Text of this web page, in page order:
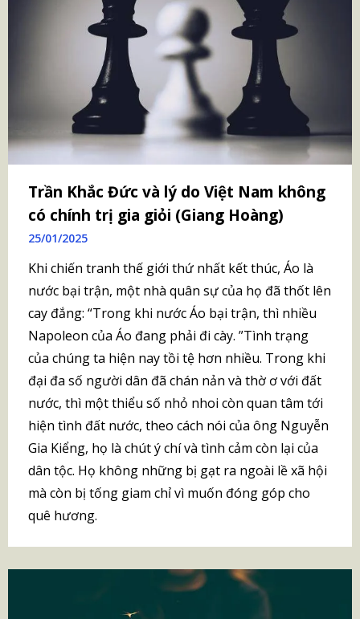
Trần Khắc Đức và lý do Việt Nam không
có chính trị gia giỏi (Giang Hoàng)
25/01/2025
Khi chiến tranh thế giới thứ nhất kết thúc, Áo là
nước bại trận, một nhà quân sự của họ đã thốt lên
cay đắng: “Trong khi nước Áo bại trận, thì nhiều
Napoleon của Áo đang phải đi cày. ”Tình trạng
của chúng ta hiện nay tồi tệ hơn nhiều. Trong khi
đại đa số người dân đã chán nản và thờ ơ với đất
nước, thì một thiểu số nhỏ nhoi còn quan tâm tới
hiện tình đất nước, theo cách nói của ông Nguyễn
Gia Kiểng, họ là chút ý chí và tình cảm còn lại của
dân tộc. Họ không những bị gạt ra ngoài lề xã hội
mà còn bị tống giam chỉ vì muốn đóng góp cho
quê hương.